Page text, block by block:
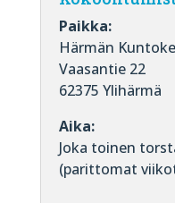
Paikka:
Härmän
Vaasantie 22
62375 Ylihärmä
Aika:
Joka toinen
(parittomat